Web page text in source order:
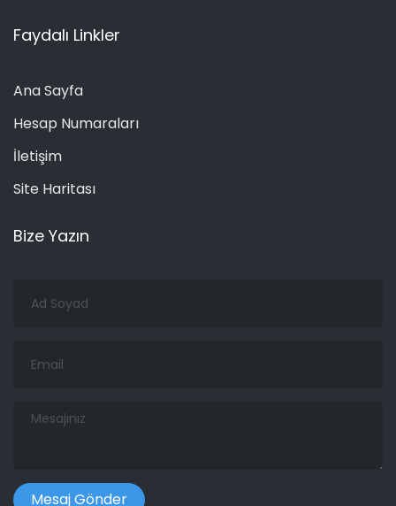
Faydalı Linkler
Ana Sayfa
Hesap Numaraları
İletişim
Site Haritası
Bize Yazın
Soyad
Mesajınız